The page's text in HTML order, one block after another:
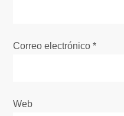
t
a
Correo electrónico*
Web